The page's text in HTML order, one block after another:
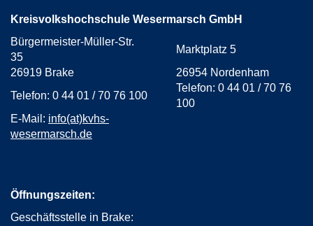
Kreisvolkshochschule Wesermarsch GmbH
Bürgermeister-Müller-Str.
35
Marktplatz 5
26919 Brake
26954 Nordenham
Telefon: 0 44 01 / 70 76 100
Telefon: 0 44 01 / 70 76
100
E-Mail: info(at)kvhs-
wesermarsch.de
Öffnungszeiten:
Geschäftsstelle in Brake: